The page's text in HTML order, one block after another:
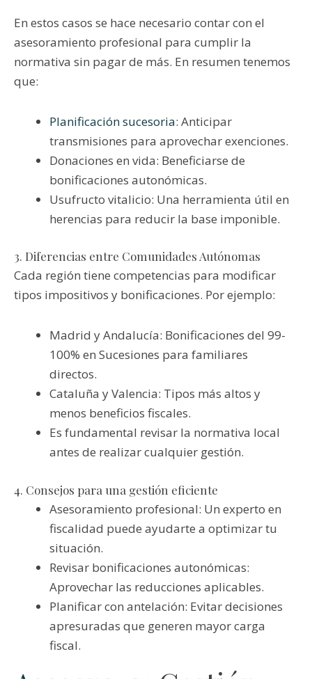
En estos casos se hace necesario contar con el
asesoramiento profesional para cumplir la
normativa sin pagar de más. En resumen tenemos
que:
Planificación sucesoria: Anticipar
transmisiones para aprovechar exenciones.
Donaciones en vida: Beneficiarse de
bonificaciones autonómicas.
Usufructo vitalicio: Una herramienta útil en
herencias para reducir la base imponible.
3. Diferencias entre Comunidades Autónomas
Cada región tiene competencias para modificar
tipos impositivos y bonificaciones. Por ejemplo:
Madrid y Andalucía: Bonificaciones del 99-
100% en Sucesiones para familiares
directos.
Cataluña y Valencia: Tipos más altos y
menos beneficios fiscales.
Es fundamental revisar la normativa local
antes de realizar cualquier gestión.
4. Consejos para una gestión eficiente
Asesoramiento profesional: Un experto en
fiscalidad puede ayudarte a optimizar tu
situación.
Revisar bonificaciones autonómicas:
Aprovechar las reducciones aplicables.
Planificar con antelación: Evitar decisiones
apresuradas que generen mayor carga
fiscal.